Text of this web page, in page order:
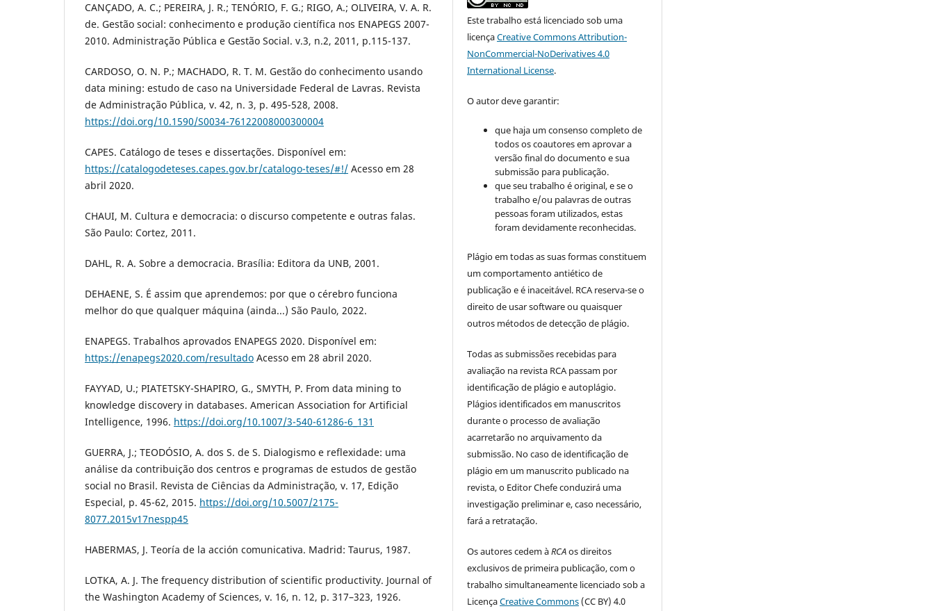
CANÇADO, A. C.; PEREIRA, J. R.; TENÓRIO, F. G.; RIGO, A.; OLIVEIRA, V. A. R.
de. Gestão social: conhecimento e produção científica nos ENAPEGS 2007-
2010. Administração Pública e Gestão Social. v.3, n.2, 2011, p.115-137.
CARDOSO, O. N. P.; MACHADO, R. T. M. Gestão do conhecimento usando
data mining: estudo de caso na Universidade Federal de Lavras. Revista
de Administração Pública, v. 42, n. 3, p. 495-528, 2008.
https://doi.org/10.1590/S0034-76122008000300004
CAPES. Catálogo de teses e dissertações. Disponível em:
https://catalogodeteses.capes.gov.br/catalogo-teses/#!/ Acesso em 28
abril 2020.
CHAUI, M. Cultura e democracia: o discurso competente e outras falas.
São Paulo: Cortez, 2011.
DAHL, R. A. Sobre a democracia. Brasília: Editora da UNB, 2001.
DEHAENE, S. É assim que aprendemos: por que o cérebro funciona
melhor do que qualquer máquina (ainda...) São Paulo, 2022.
ENAPEGS. Trabalhos aprovados ENAPEGS 2020. Disponível em:
https://enapegs2020.com/resultado Acesso em 28 abril 2020.
FAYYAD, U.; PIATETSKY-SHAPIRO, G., SMYTH, P. From data mining to
knowledge discovery in databases. American Association for Artificial
Intelligence, 1996. https://doi.org/10.1007/3-540-61286-6_131
GUERRA, J.; TEODÓSIO, A. dos S. de S. Dialogismo e reflexidade: uma
análise da contribuição dos centros e programas de estudos de gestão
social no Brasil. Revista de Ciências da Administração, v. 17, Edição
Especial, p. 45-62, 2015. https://doi.org/10.5007/2175-
8077.2015v17nespp45
HABERMAS, J. Teoría de la acción comunicativa. Madrid: Taurus, 1987.
LOTKA, A. J. The frequency distribution of scientific productivity. Journal of
the Washington Academy of Sciences, v. 16, n. 12, p. 317–323, 1926.
Este trabalho está licenciado sob uma
licençaCreative Commons Attribution-
NonCommercial-NoDerivatives 4.0
International License.
O autor deve garantir:
que haja um consenso completo de
todos os coautores em aprovar a
versão final do documento e sua
submissão para publicação.
que seu trabalho é original, e se o
trabalho e/ou palavras de outras
pessoas foram utilizados, estas
foram devidamente reconhecidas.
Plágio em todas as suas formas constituem
um comportamento antiético de
publicação e é inaceitável. RCA reserva-se o
direito de usar software ou quaisquer
outros métodos de detecção de plágio.
Todas as submissões recebidas para
avaliação na revista RCA passam por
identificação de plágio e autoplágio.
Plágios identificados em manuscritos
durante o processo de avaliação
acarretarão no arquivamento da
submissão. No caso de identificação de
plágio em um manuscrito publicado na
revista, o Editor Chefe conduzirá uma
investigação preliminar e, caso necessário,
fará a retratação.
Os autores cedem àRCAos direitos
exclusivos de primeira publicação, com o
trabalho simultaneamente licenciado sob a
LicençaCreative Commons (CC BY) 4.0